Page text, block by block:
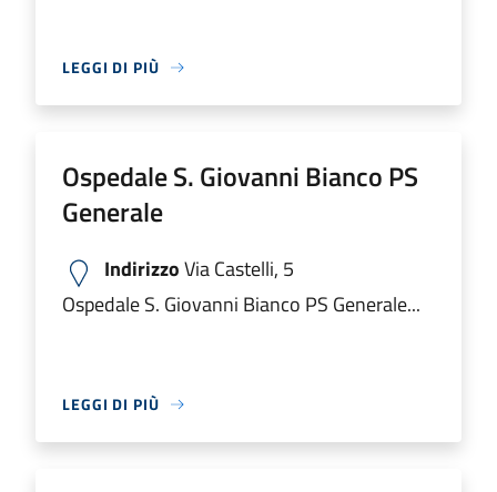
LEGGI DI PIÙ
Ospedale S. Giovanni Bianco PS
Generale
IndirizzoVia Castelli, 5
Ospedale S. Giovanni Bianco PS Generale...
LEGGI DI PIÙ